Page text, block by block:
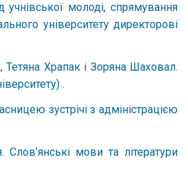
молоді, спрямування
університету директорові
Тетяна Храпак і Зоряна Шаховал.
.
зустрічі з адміністрацією
Слов’янські мови та літератури